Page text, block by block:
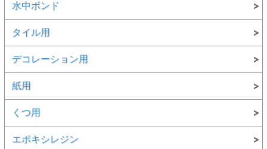
水中ボンド
タイル用
デコレーション用
紙用
くつ用
エポキシレジン